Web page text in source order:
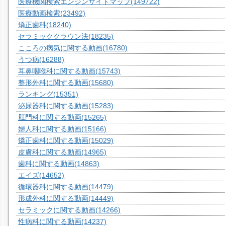
医療動画検索(23492)
矯正歯科(18240)
セラミッククラウン法(18235)
こころの病気に関する動画(16780)
うつ病(16288)
耳鼻咽喉科に関する動画(15743)
整形外科に関する動画(15680)
ランキング(15351)
泌尿器科に関する動画(15283)
肛門科に関する動画(15265)
婦人科に関する動画(15166)
矯正歯科に関する動画(15029)
皮膚科に関する動画(14965)
歯科に関する動画(14863)
エイズ(14652)
循環器科に関する動画(14479)
形成外科に関する動画(14449)
セラミックに関する動画(14266)
性病科に関する動画(14237)